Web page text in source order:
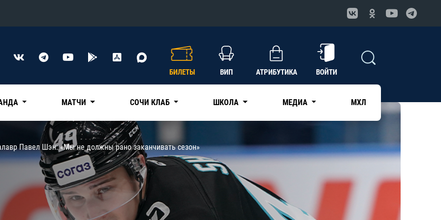
Конференция «Восток»
Нефтехимик
Трактор
Дивизион Чернышева
Авангард
Адмирал
КХЛ
БИЛЕТЫ ВИП АТРИБУТИКА ВОЙТИ
МАТЧИ СОЧИ КЛАБ ШКОЛА МЕДИА МХЛ
Павел Шэн: «Мы не должны рано заканчивать сезон»